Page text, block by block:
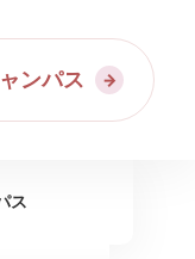
ンパス
ス